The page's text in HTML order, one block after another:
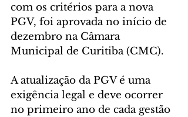
com os critérios para a nova
PGV, foi aprovada no início de
dezembro na Câmara
Municipal de Curitiba (CMC).
A atualização da PGV é uma
exigência legal e deve ocorrer
no primeiro ano de cada gestão